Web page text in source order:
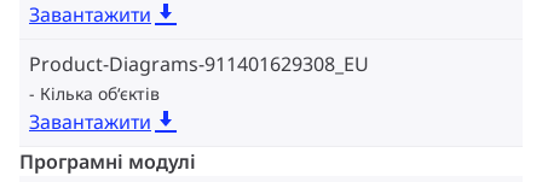
Завантажити
Product-Diagrams-911401629308_EU
Кілька об‘єктів
Завантажити
Програмні модулі